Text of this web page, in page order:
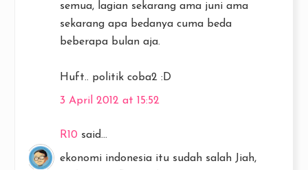
semua, lagian sekarang ama juni ama
sekarang apa bedanya cuma beda
beberapa bulan aja.
Huft.. politik coba2 :D
3 April 2012 at 15:52
R10 said...
ekonomi indonesia itu sudah salah Jiah,